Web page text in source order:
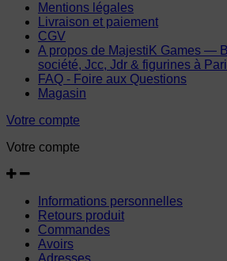
Mentions légales
Livraison et paiement
CGV
A propos de MajestiK Games —
société, Jcc, Jdr & figurines à
FAQ - Foire aux Questions
Magasin
Votre compte
Votre compte
Informations personnelles
Retours produit
Commandes
Avoirs